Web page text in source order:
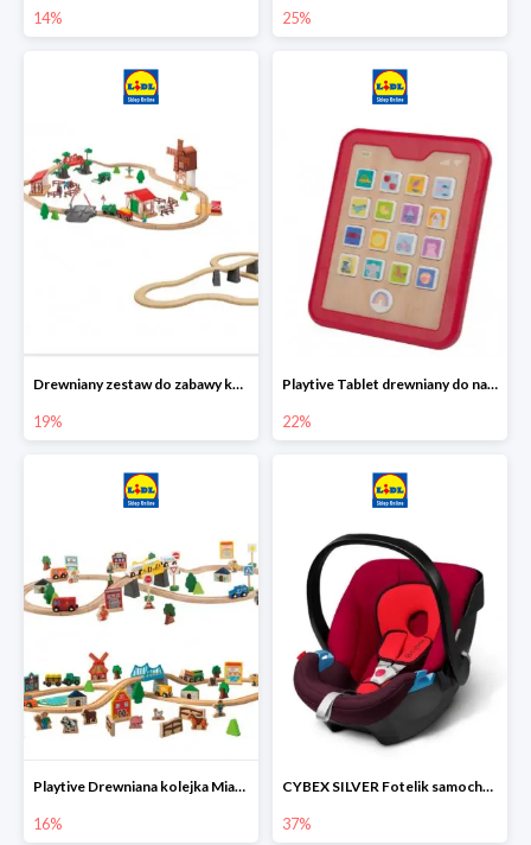
14% 25%
Drewniany zestaw do zabawy kolejką - farma i wiadukt
19%
Playtive Tablet drewniany do nauki, interaktywny
22%
Playtive Drewniana kolejka Miasto lub Farma
16%
CYBEX SILVER Fotelik samochodowy
37%